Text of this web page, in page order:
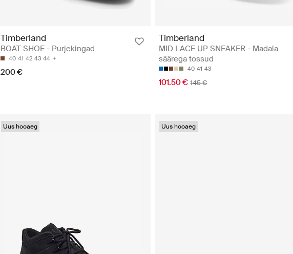
Timberland
BOAT SHOE - Purjekingad
40 41 42 43 44
200 €
Timberland
MID LACE UP SNEAKER - Madala
säärega tossud
40 41 43
101.50 € 145 €
Uus hooaeg Uus hooaeg